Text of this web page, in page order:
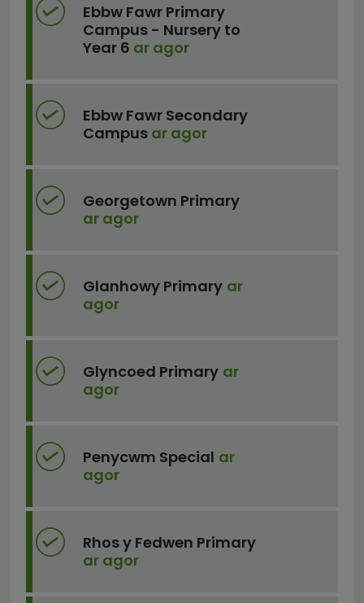
Ebbw Fawr Primary
Campus - Nursery to
Year 6 ar agor
Ebbw Fawr Secondary
Campus ar agor
Georgetown Primary
ar agor
Glanhowy Primary ar
agor
Glyncoed Primary ar
agor
Penycwm Special ar
agor
Rhos y Fedwen Primary
ar agor